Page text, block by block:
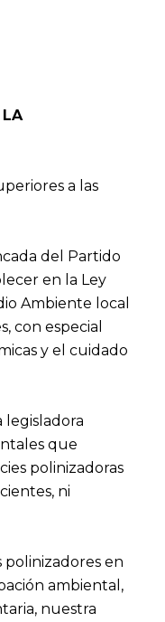
LA
a las
del Partido
en la Ley
Ambiente local
con especial
y el cuidado
legisladora
que
polinizadoras
ni
polinizadores en
ambiental,
nuestra